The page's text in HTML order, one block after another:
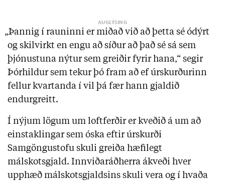
„Þannig í rauninni er miðað við að þetta sé ódýrt
og skilvirkt en engu að síður að það sé sá sem
þjónustuna nýtur sem greiðir fyrir hana,“ segir
Þórhildur sem tekur þó fram að ef úrskurðurinn
fellur kvartanda í vil þá fær hann gjaldið
endurgreitt.
Í nýjum lögum um loftferðir er kveðið á um að
einstaklingar sem óska eftir úrskurði
Samgöngustofu skuli greiða hæfilegt
málskotsgjald. Innviðaráðherra ákveði hver
upphæð málskotsgjaldsins skuli vera og í hvaða